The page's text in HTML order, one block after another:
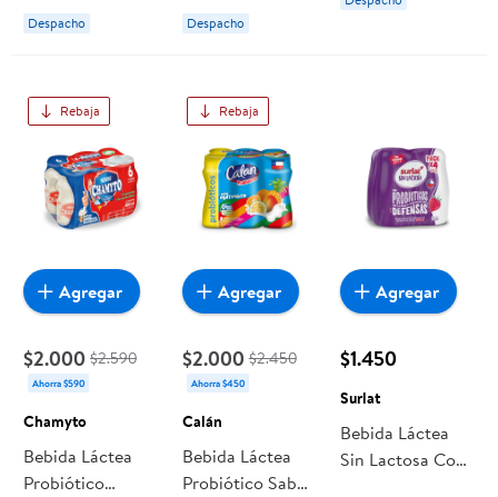
Soprole
Despacho
Multifruta Caja 6
Un Soprole Uno
Despacho
Chamyto
Rebaja
$2.000 $2.590
Ahorra $590
Chamyto
Bebida Láctea
Probiótico
Agregar
Rebaja
$2.000 $2.450
Ahorra $450
Calán
Bebida Láctea
Probiótico Sabor
Agregar
$1.450
Surlat
Bebida Láctea
Sin Lactosa Con
Agregar